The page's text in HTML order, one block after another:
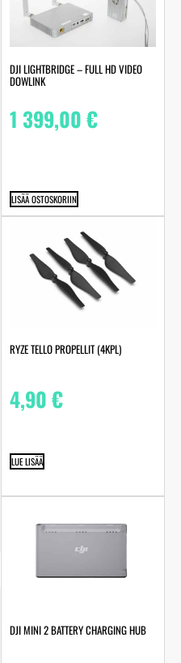
DJI LIGHTBRIDGE – FULL HD VIDEO
DOWLINK
1 399,00€
LISÄÄ OSTOSKORIIN
RYZE TELLO PROPELLIT (4KPL)
4,90€
LUE LISÄÄ
DJI MINI 2 BATTERY CHARGING HUB